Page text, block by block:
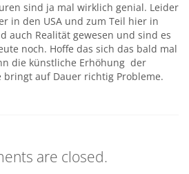
sind ja mal wirklich genial. Leider
in den USA und zum Teil hier in
auch Realität gewesen und sind es
noch. Hoffe das sich das bald mal
die künstliche Erhöhung der
bringt auf Dauer richtig Probleme.
are closed.